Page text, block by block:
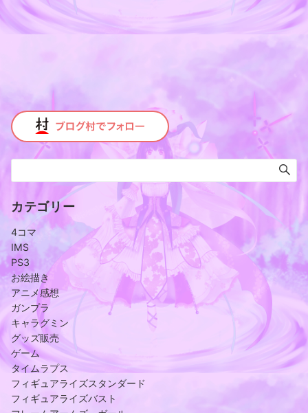
カテゴリー
4コマ
IMS
PS3
お絵描き
アニメ感想
ガンプラ
キャラグミン
グッズ販売
ゲーム
タイムラプス
フィギュアライズスタンダード
フィギュアライズバスト